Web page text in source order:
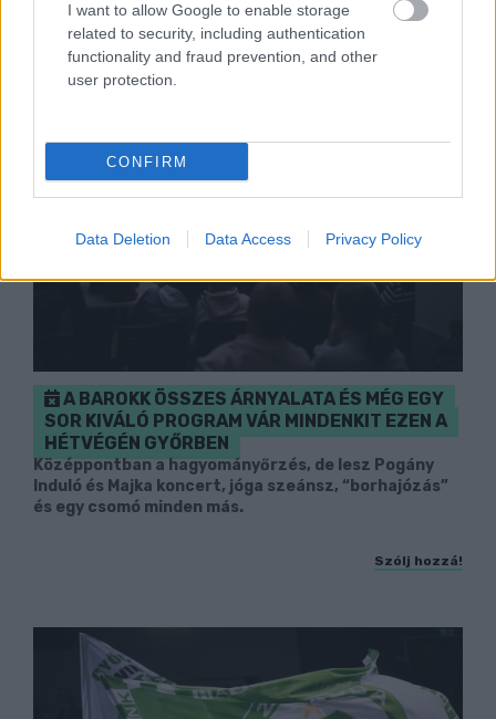
I want to allow Google to enable storage
related to security, including authentication
functionality and fraud prevention, and other
user protection.
CONFIRM
Data Deletion Data Access Privacy Policy
Szólj hozzá!
A BAROKK ÖSSZES ÁRNYALATA ÉS MÉG EGY
SOR KIVÁLÓ PROGRAM VÁR MINDENKIT EZEN A
HÉTVÉGÉN GYŐRBEN
Középpontban a hagyományőrzés, de lesz Pogány
Induló és Majka koncert, jóga szeánsz, “borhajózás”
és egy csomó minden más.
Szólj hozzá!